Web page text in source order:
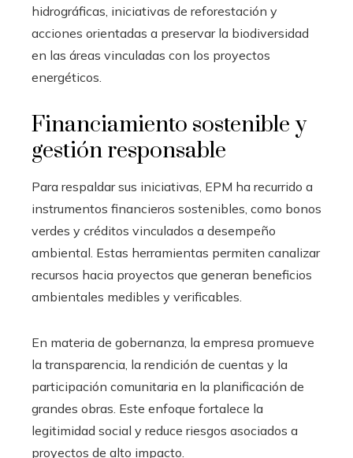
hidrográficas, iniciativas de reforestación y
acciones orientadas a preservar la biodiversidad
en las áreas vinculadas con los proyectos
energéticos.
Financiamiento sostenible y
gestión responsable
Para respaldar sus iniciativas, EPM ha recurrido a
instrumentos financieros sostenibles, como bonos
verdes y créditos vinculados a desempeño
ambiental. Estas herramientas permiten canalizar
recursos hacia proyectos que generan beneficios
ambientales medibles y verificables.
En materia de gobernanza, la empresa promueve
la transparencia, la rendición de cuentas y la
participación comunitaria en la planificación de
grandes obras. Este enfoque fortalece la
legitimidad social y reduce riesgos asociados a
proyectos de alto impacto.